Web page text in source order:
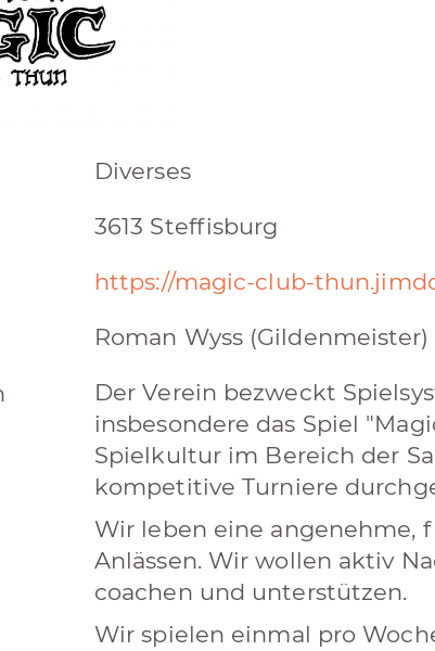
Diverses
3613 Steffisburg
https://magic-club-
Roman Wyss (Gildenmeister)
Der Verein bezweckt
insbesondere das Spiel
Spielkultur im Bereich der
kompetitive Turniere
Wir leben eine angenehme,
Anlässen. Wir wollen aktiv
coachen und unterstützen.
Wir spielen einmal pro